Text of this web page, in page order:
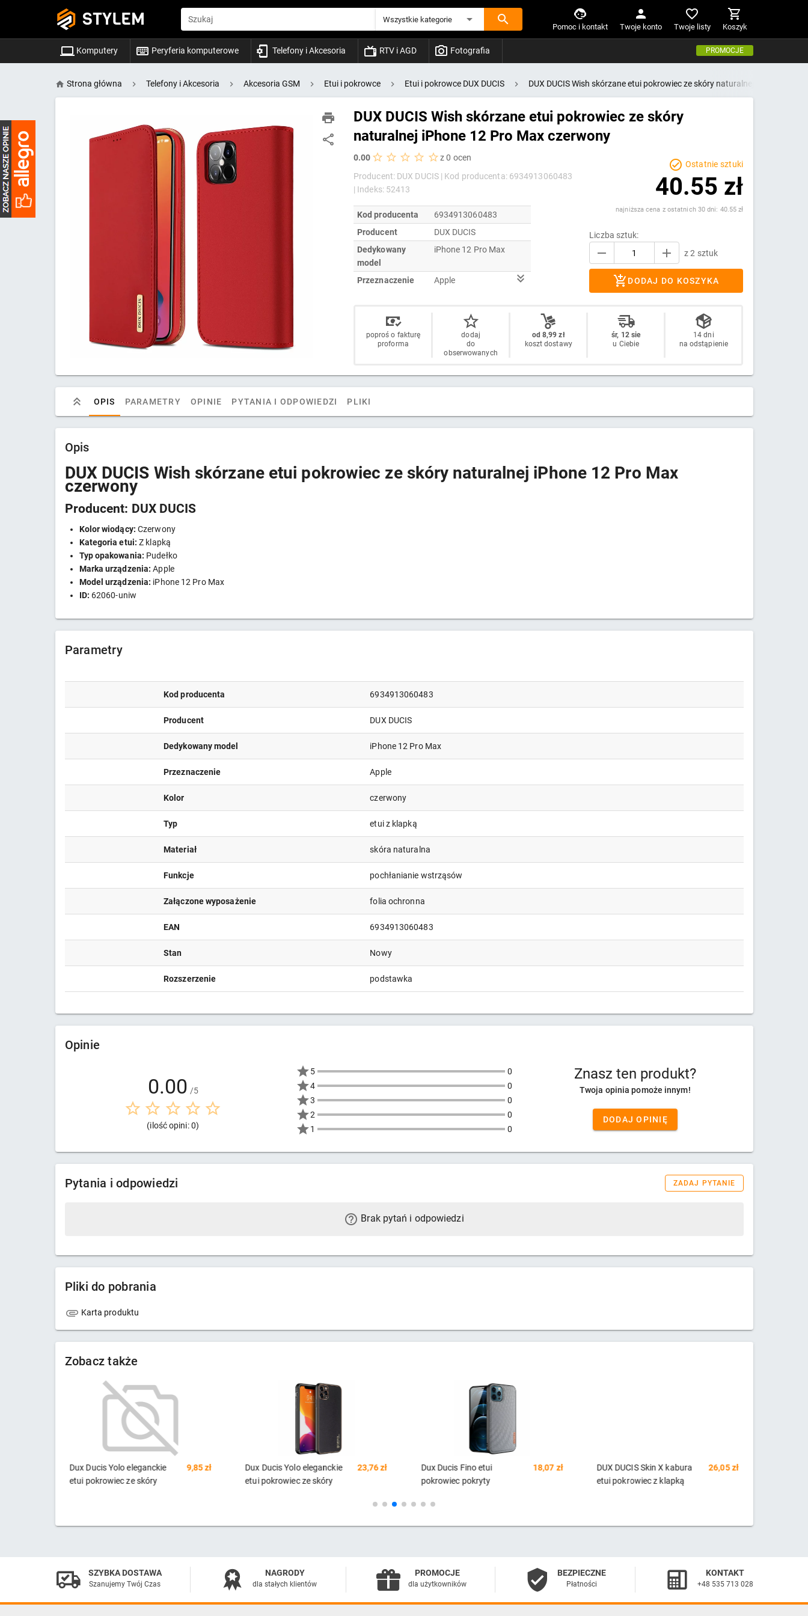
STYLEM Szukaj Wszystkie kategorie
Pomoc i kontakt Twoje konto Twoje listy Koszyk
Komputery Peryferia komputerowe Telefony i Akcesoria RTV i AGD Fotografia PROMOCJE
Strona główna Telefony i Akcesoria Akcesoria GSM Etui i pokrowce Etui i pokrowce DUX DUCIS DUX DUCIS Wish skórzane etui pokrowiec ze skóry naturalnej iPhone 12
DUX DUCIS Wish skórzane etui pokrowiec ze skóry
naturalnej iPhone 12 Pro Max czerwony
0.00
z 0 ocen
Producent: DUX DUCIS | Kod producenta: 6934913060483
| Indeks: 52413
Kod producenta
6934913060483
Producent
DUX DUCIS
Dedykowany
model
iPhone 12 Pro Max
Przeznaczenie Apple
Ostatnie sztuki
40.55 zł
najniższa cena z ostatnich 30 dni: 40.55 zł
Liczba sztuk:
z 2 sztuk
DODAJ DO KOSZYKA
poproś o fakturę
proforma
dodaj
do
obserwowanych
od 8,99 zł
koszt dostawy
śr, 12 sie
u Ciebie
14 dni
na odstąpienie
OPIS PARAMETRY OPINIE PYTANIA I ODPOWIEDZI PLIKI
Opis
DUX DUCIS Wish skórzane etui pokrowiec ze skóry naturalnej iPhone 12 Pro Max
czerwony
Producent: DUX DUCIS
Kolor wiodący: Czerwony
Kategoria etui: Z klapką
Typ opakowania: Pudełko
Marka urządzenia: Apple
Model urządzenia: iPhone 12 Pro Max
ID: 62060-uniw
Parametry
Kod producenta 6934913060483
Producent DUX DUCIS
Dedykowany model iPhone 12 Pro Max
Przeznaczenie Apple
Kolor czerwony
Typ etui z klapką
Materiał skóra naturalna
Funkcje pochłanianie wstrząsów
Załączone wyposażenie folia ochronna
EAN 6934913060483
Stan Nowy
Rozszerzenie podstawka
Opinie
0.00 /5
(ilość opini: 0)
5
0
4
0
3
0
2
0
1
0
Znasz ten produkt?
Twoja opinia pomoże innym!
DODAJ OPINIĘ
Pytania i odpowiedzi ZADAJ PYTANIE
Brak pytań i odpowiedzi
Pliki do pobrania
Karta produktu
Zobacz także
Dux Ducis Yolo eleganckie
etui pokrowiec ze skóry
9,85 zł
Dux Ducis Yolo eleganckie
etui pokrowiec ze skóry
23,76 zł
Dux Ducis Fino etui
pokrowiec pokryty
iPhone 12 Pro Max szary
18,07 zł
DUX DUCIS Skin X kabura
etui pokrowiec z klapką
26,05 zł
SZYBKA DOSTAWA
Szanujemy Twój Czas
NAGRODY
dla stałych klientów
PROMOCJE
dla użytkowników
BEZPIECZNE
Płatności
KONTAKT
+48 535 713 028